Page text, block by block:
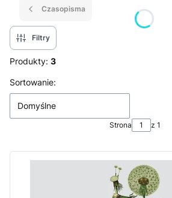
Czasopisma
Filtry
Produkty: 3
Lista produktów
Sortowanie:
Domyślne
Strona z 1